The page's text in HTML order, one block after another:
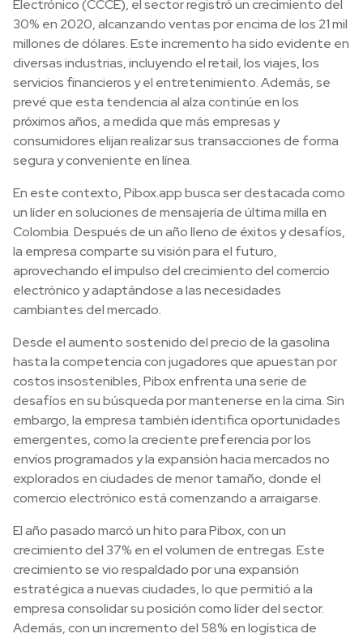
Electrónico (CCCE), el sector registró un crecimiento del
30% en 2020, alcanzando ventas por encima de los 21 mil
millones de dólares. Este incremento ha sido evidente en
diversas industrias, incluyendo el retail, los viajes, los
servicios financieros y el entretenimiento. Además, se
prevé que esta tendencia al alza continúe en los
próximos años, a medida que más empresas y
consumidores elijan realizar sus transacciones de forma
segura y conveniente en línea.
En este contexto, Pibox.app busca ser destacada como
un líder en soluciones de mensajería de última milla en
Colombia. Después de un año lleno de éxitos y desafíos,
la empresa comparte su visión para el futuro,
aprovechando el impulso del crecimiento del comercio
electrónico y adaptándose a las necesidades
cambiantes del mercado.
Desde el aumento sostenido del precio de la gasolina
hasta la competencia con jugadores que apuestan por
costos insostenibles, Pibox enfrenta una serie de
desafíos en su búsqueda por mantenerse en la cima. Sin
embargo, la empresa también identifica oportunidades
emergentes, como la creciente preferencia por los
envíos programados y la expansión hacia mercados no
explorados en ciudades de menor tamaño, donde el
comercio electrónico está comenzando a arraigarse.
El año pasado marcó un hito para Pibox, con un
crecimiento del 37% en el volumen de entregas. Este
crecimiento se vio respaldado por una expansión
estratégica a nuevas ciudades, lo que permitió a la
empresa consolidar su posición como líder del sector.
Además, con un incremento del 58% en logística de